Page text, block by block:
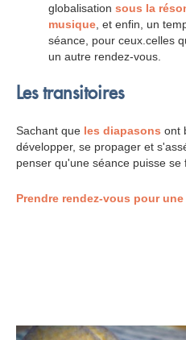
globalisation sous la
musique , et enfin, un
séance, pour ceux.celles
un autre rendez-vous.
Les transitoires
Sachant que les diapasons ont
développer, se propager et
penser qu'une séance puisse se
Prendre rendez-vous pour